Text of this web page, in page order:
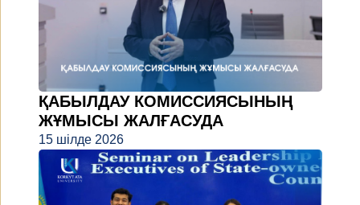
ҚАБЫЛДАУ КОМИССИЯСЫНЫҢ
ЖҰМЫСЫ ЖАЛҒАСУДА
15 шілде 2026